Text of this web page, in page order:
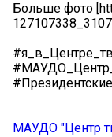
Больше фото
МАУДО "Центр